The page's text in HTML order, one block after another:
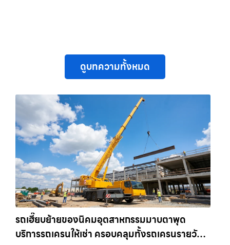
ดูบทความทั้งหมด
รถเฮี๊ยบย้ายของนิคมอุตสาหกรรมมาบตาพุด
บริการรถเครนให้เช่า ครอบคลุมทั้งรถเครนรายวัน